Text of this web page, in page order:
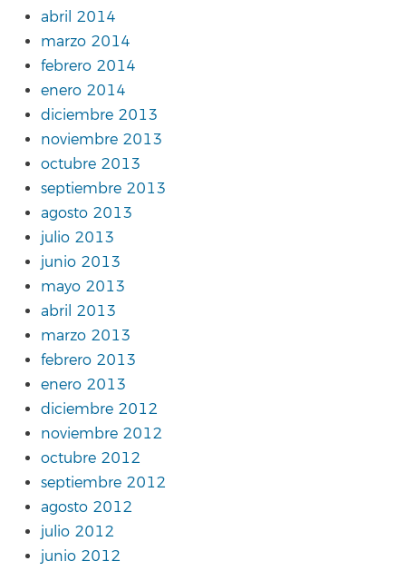
abril 2014
marzo 2014
febrero 2014
enero 2014
diciembre 2013
noviembre 2013
octubre 2013
septiembre 2013
agosto 2013
julio 2013
junio 2013
mayo 2013
abril 2013
marzo 2013
febrero 2013
enero 2013
diciembre 2012
noviembre 2012
octubre 2012
septiembre 2012
agosto 2012
julio 2012
junio 2012